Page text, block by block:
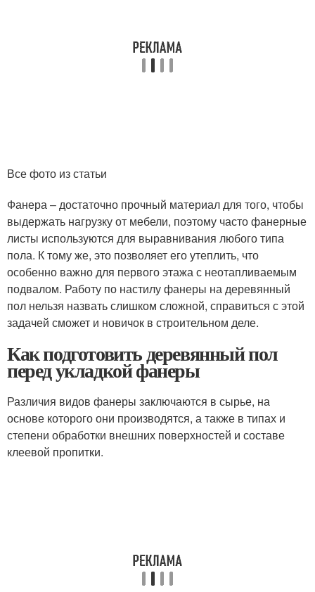
Все фото из статьи
Фанера – достаточно прочный материал для того, чтобы
выдержать нагрузку от мебели, поэтому часто фанерные
листы используются для выравнивания любого типа
пола. К тому же, это позволяет его утеплить, что
особенно важно для первого этажа с неотапливаемым
подвалом. Работу по настилу фанеры на деревянный
пол нельзя назвать слишком сложной, справиться с этой
задачей сможет и новичок в строительном деле.
Как подготовить деревянный пол
перед укладкой фанеры
Различия видов фанеры заключаются в сырье, на
основе которого они производятся, а также в типах и
степени обработки внешних поверхностей и составе
клеевой пропитки.